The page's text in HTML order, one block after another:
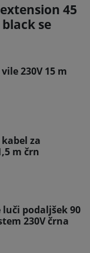
45
se
230V 15 m
za
m črn
podaljšek 90
230V črna